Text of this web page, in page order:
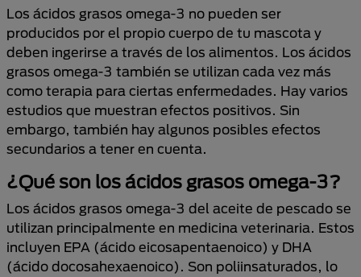
Los ácidos grasos omega-3 no pueden ser
producidos por el propio cuerpo de tu mascota y
deben ingerirse a través de los alimentos. Los ácidos
grasos omega-3 también se utilizan cada vez más
como terapia para ciertas enfermedades. Hay varios
estudios que muestran efectos positivos. Sin
embargo, también hay algunos posibles efectos
secundarios a tener en cuenta.
¿Qué son los ácidos grasos omega-3?
Los ácidos grasos omega-3 del aceite de pescado se
utilizan principalmente en medicina veterinaria. Estos
incluyen EPA (ácido eicosapentaenoico) y DHA
(ácido docosahexaenoico). Son poliinsaturados, lo